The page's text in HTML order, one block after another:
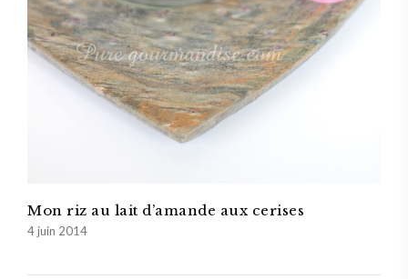
Mon riz au lait d’amande aux cerises
4 juin 2014